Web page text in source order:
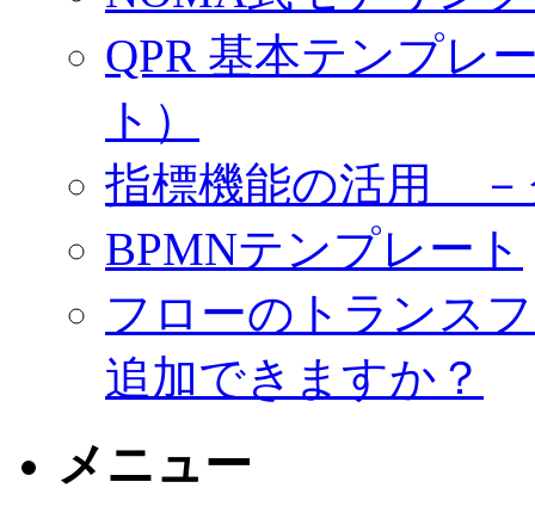
QPR 基本テンプレ
ト）
指標機能の活用 －
BPMNテンプレート
フローのトランス
追加できますか？
メニュー